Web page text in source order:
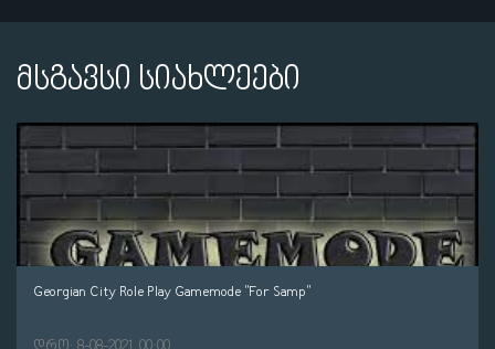
მსგავსი სიახლეები
Georgian City Role Play Gamemode "For Samp"